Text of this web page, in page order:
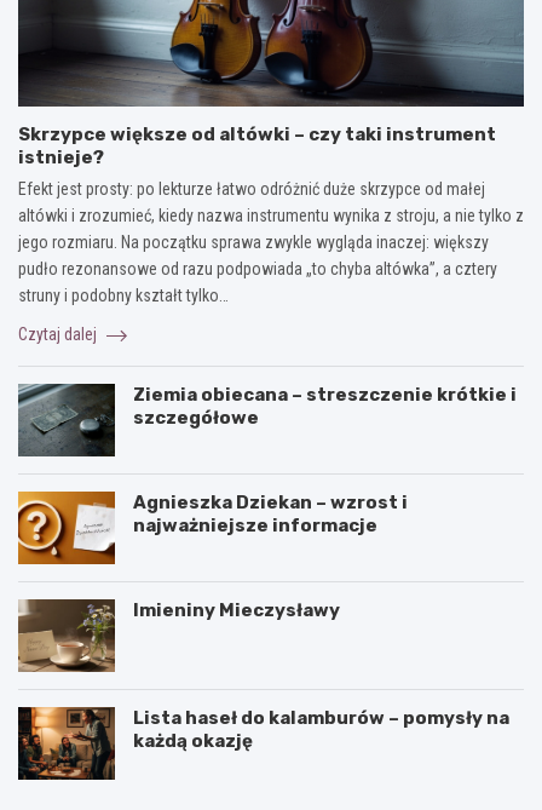
Skrzypce większe od altówki – czy taki instrument
istnieje?
Efekt jest prosty: po lekturze łatwo odróżnić duże skrzypce od małej
altówki i zrozumieć, kiedy nazwa instrumentu wynika z stroju, a nie tylko z
jego rozmiaru. Na początku sprawa zwykle wygląda inaczej: większy
pudło rezonansowe od razu podpowiada „to chyba altówka”, a cztery
struny i podobny kształt tylko…
Czytaj dalej
Ziemia obiecana – streszczenie krótkie i
szczegółowe
Agnieszka Dziekan – wzrost i
najważniejsze informacje
Imieniny Mieczysławy
Lista haseł do kalamburów – pomysły na
każdą okazję